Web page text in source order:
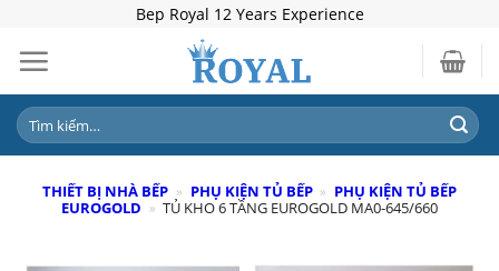
content
Bep Royal 12 Years Experience
Tìm
kiếm:
THIẾT BỊ NHÀ BẾP » PHỤ KIỆN TỦ BẾP » PHỤ KIỆN TỦ BẾP
EUROGOLD » TỦ KHO 6 TẦNG EUROGOLD MA0-645/660